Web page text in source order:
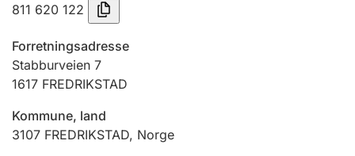
Tinglysing
Jeger
811 620 122
Forretningsadresse
Stabburveien 7
1617 FREDRIKSTAD
Kommune, land
3107 FREDRIKSTAD, Norge